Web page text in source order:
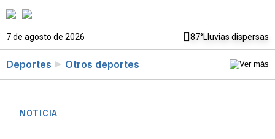
7 de agosto de 2026 87°Lluvias dispersas
Deportes Otros deportes
NOTICIA